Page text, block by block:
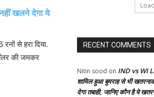
खलने देगा ये
से हरा दिया.
की जमकर
RECENT COMMENTS
Nitin sood on IND vs WI
शामिल हुआ बुमराह से भी
देगा तबाही, जानिए कौन है ये